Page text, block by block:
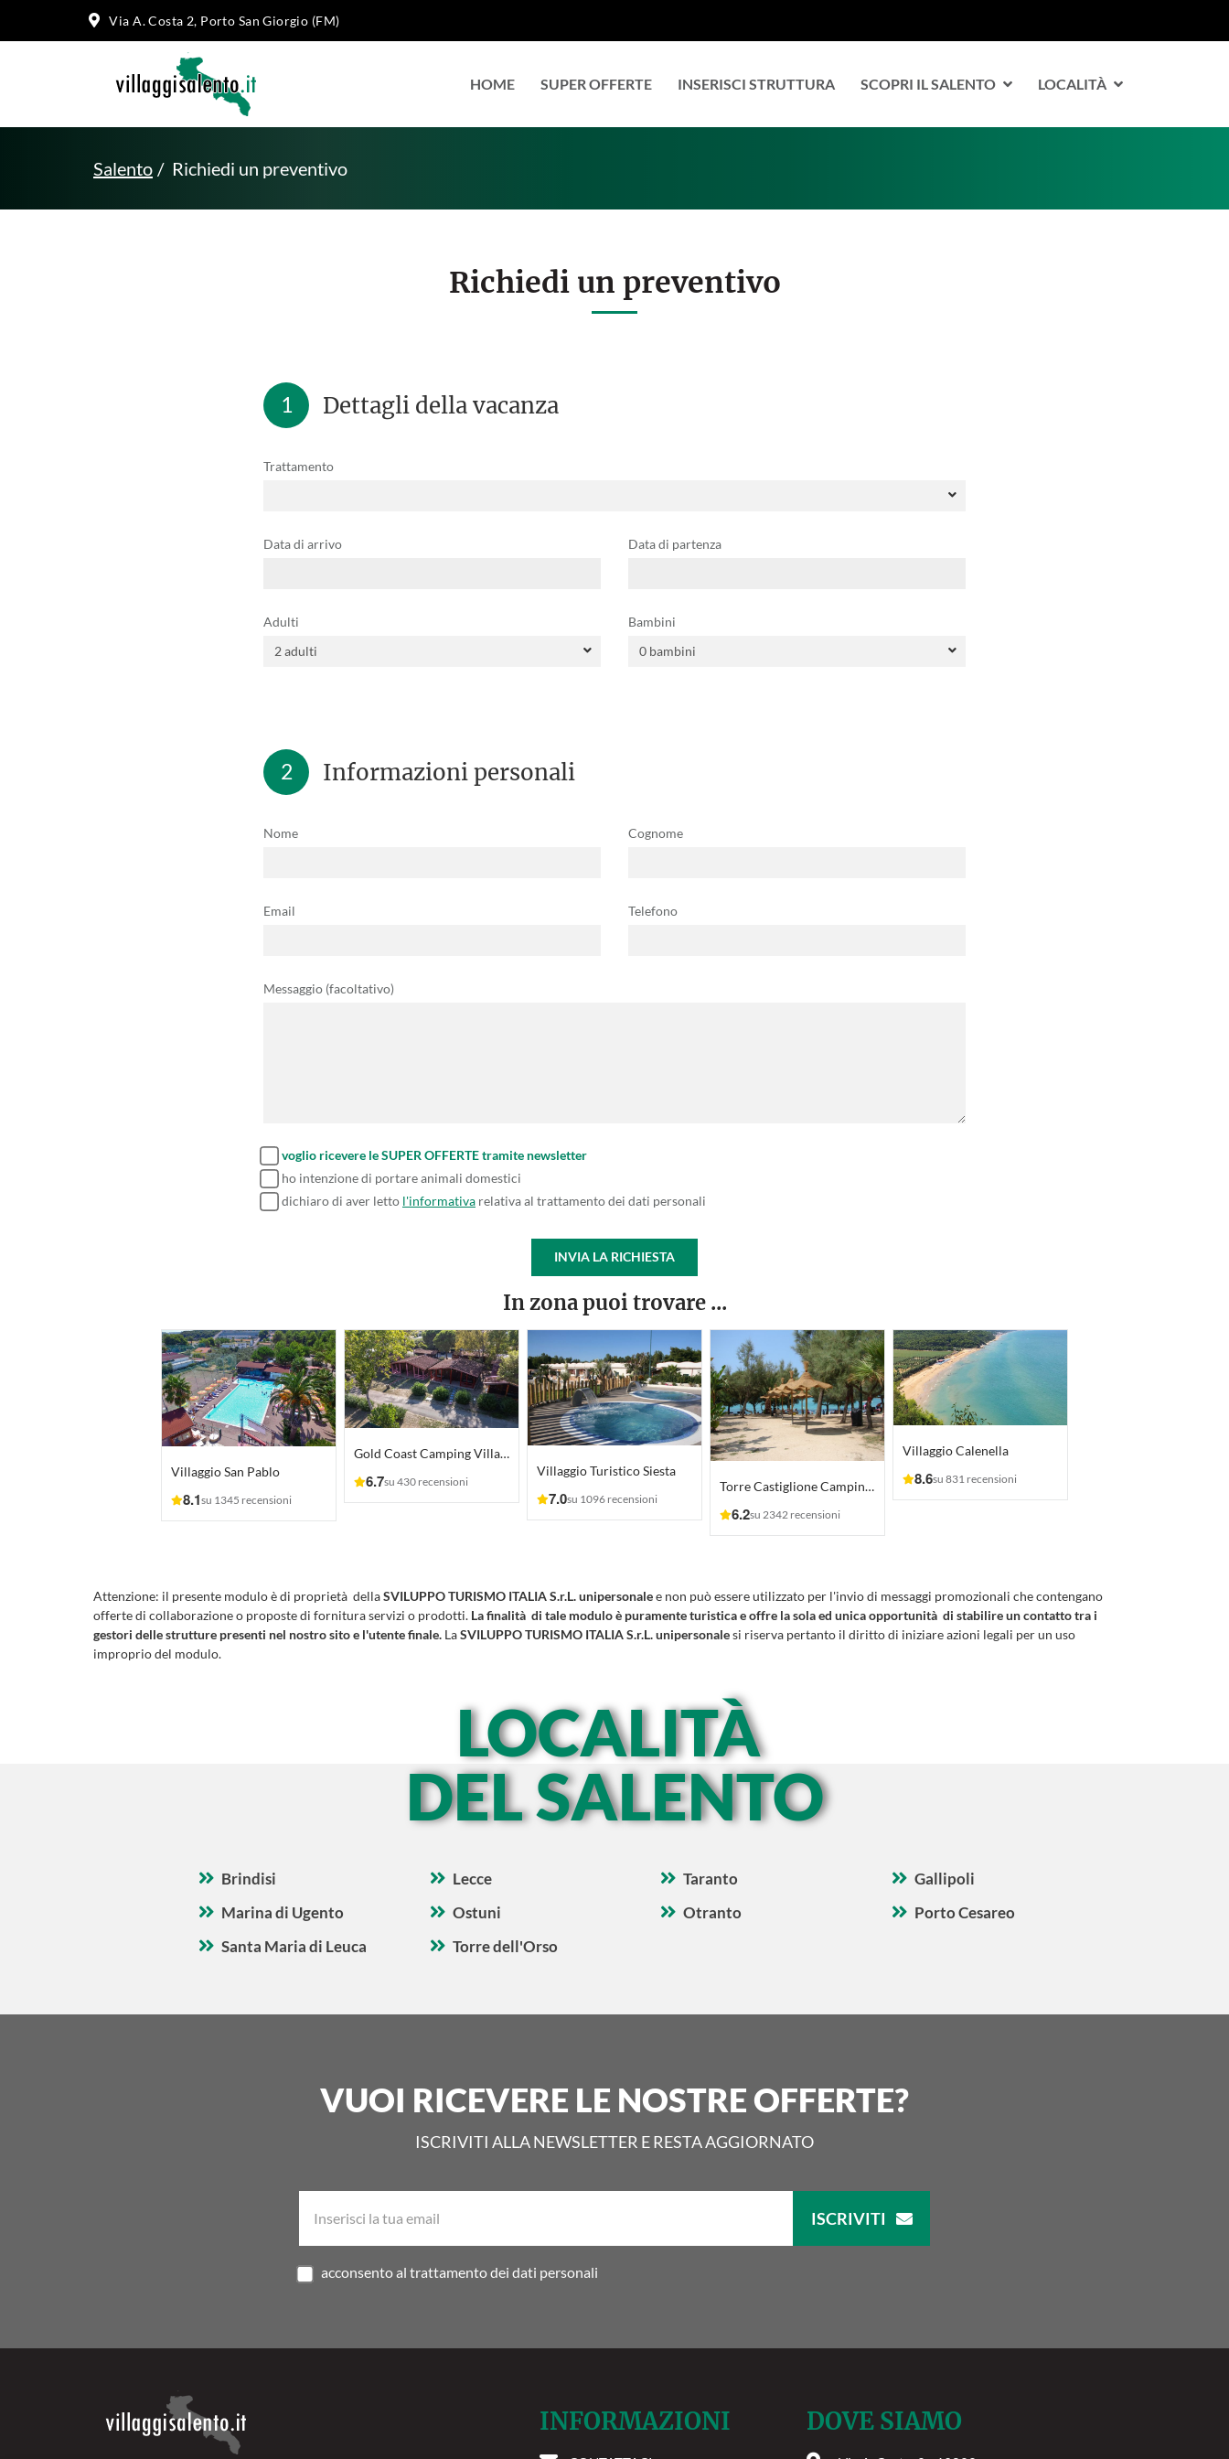
Via A. Costa 2, Porto San Giorgio (FM)
HOME SUPER OFFERTE INSERISCI STRUTTURA SCOPRI IL SALENTO LOCALITÀ
Salento Richiedi un preventivo
Richiedi un preventivo
1 Dettagli della vacanza
Trattamento
Data di arrivo Data di partenza
Adulti Bambini
2 Informazioni personali
Nome Cognome
Email Telefono
Messaggio (facoltativo)
voglio ricevere le SUPER OFFERTE tramite newsletter
ho intenzione di portare animali domestici
dichiaro di aver letto l'informativa relativa al trattamento dei dati personali
INVIA LA RICHIESTA
In zona puoi trovare ...
Villaggio San Pablo
8.1su 1345 recensioni
Gold Coast Camping Village
6.7su 430 recensioni
Villaggio Turistico Siesta
7.0su 1096 recensioni
Torre Castiglione Camping Village
6.2su 2342 recensioni
Villaggio Calenella
8.6su 831 recensioni
Attenzione: il presente modulo è di proprietà dellaSVILUPPO TURISMO ITALIA S.r.L. unipersonalee non può essere utilizzato per l'invio di messaggi promozionali che contengano
offerte di collaborazione o proposte di fornitura servizi o prodotti. La finalità di tale modulo è puramente turistica e offre la sola ed unica opportunità di stabilire un contatto tra i
gestori delle strutture presenti nel nostro sito e l'utente finale. LaSVILUPPO TURISMO ITALIA S.r.L. unipersonalesi riserva pertanto il diritto di iniziare azioni legali per un uso
improprio del modulo.
LOCALITÀ
DEL SALENTO
Brindisi Lecce Taranto
Gallipoli
Marina di Ugento
Ostuni Otranto
Porto Cesareo
Santa Maria di Leuca
Torre dell'Orso
VUOI RICEVERE LE NOSTRE OFFERTE?
ISCRIVITI ALLA NEWSLETTER E RESTA AGGIORNATO
ISCRIVITI
acconsento al trattamento dei dati personali
INFORMAZIONI DOVE SIAMO